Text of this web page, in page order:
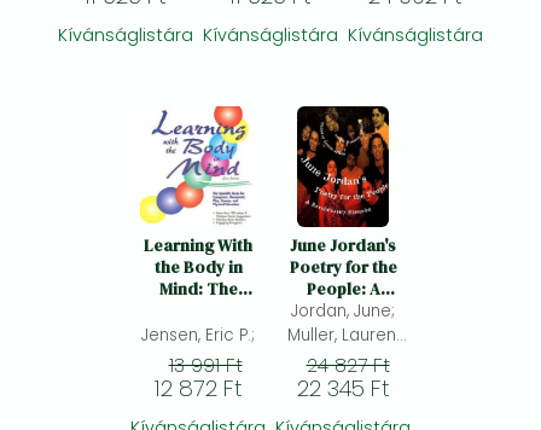
Kívánságlistára Kívánságlistára Kívánságlistára
Learning With
the Body in
Mind: The
for Energizers,
Movement, Play,
Games, and
Physical
Education
Jensen, Eric P.;
13 991 Ft
12 872 Ft
June Jordan's
Poetry for the
People: A
Revolutionary
Blueprint
Jordan, June;
Muller, Lauren;
The Blueprint
Collective; (ed.)
24 827 Ft
22 345 Ft